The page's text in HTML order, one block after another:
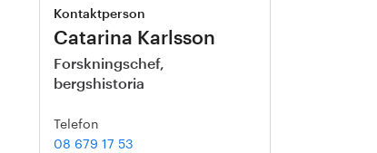
Kontaktperson
Catarina Karlsson
Forskningschef,
bergshistoria
Telefon
08 679 17 53